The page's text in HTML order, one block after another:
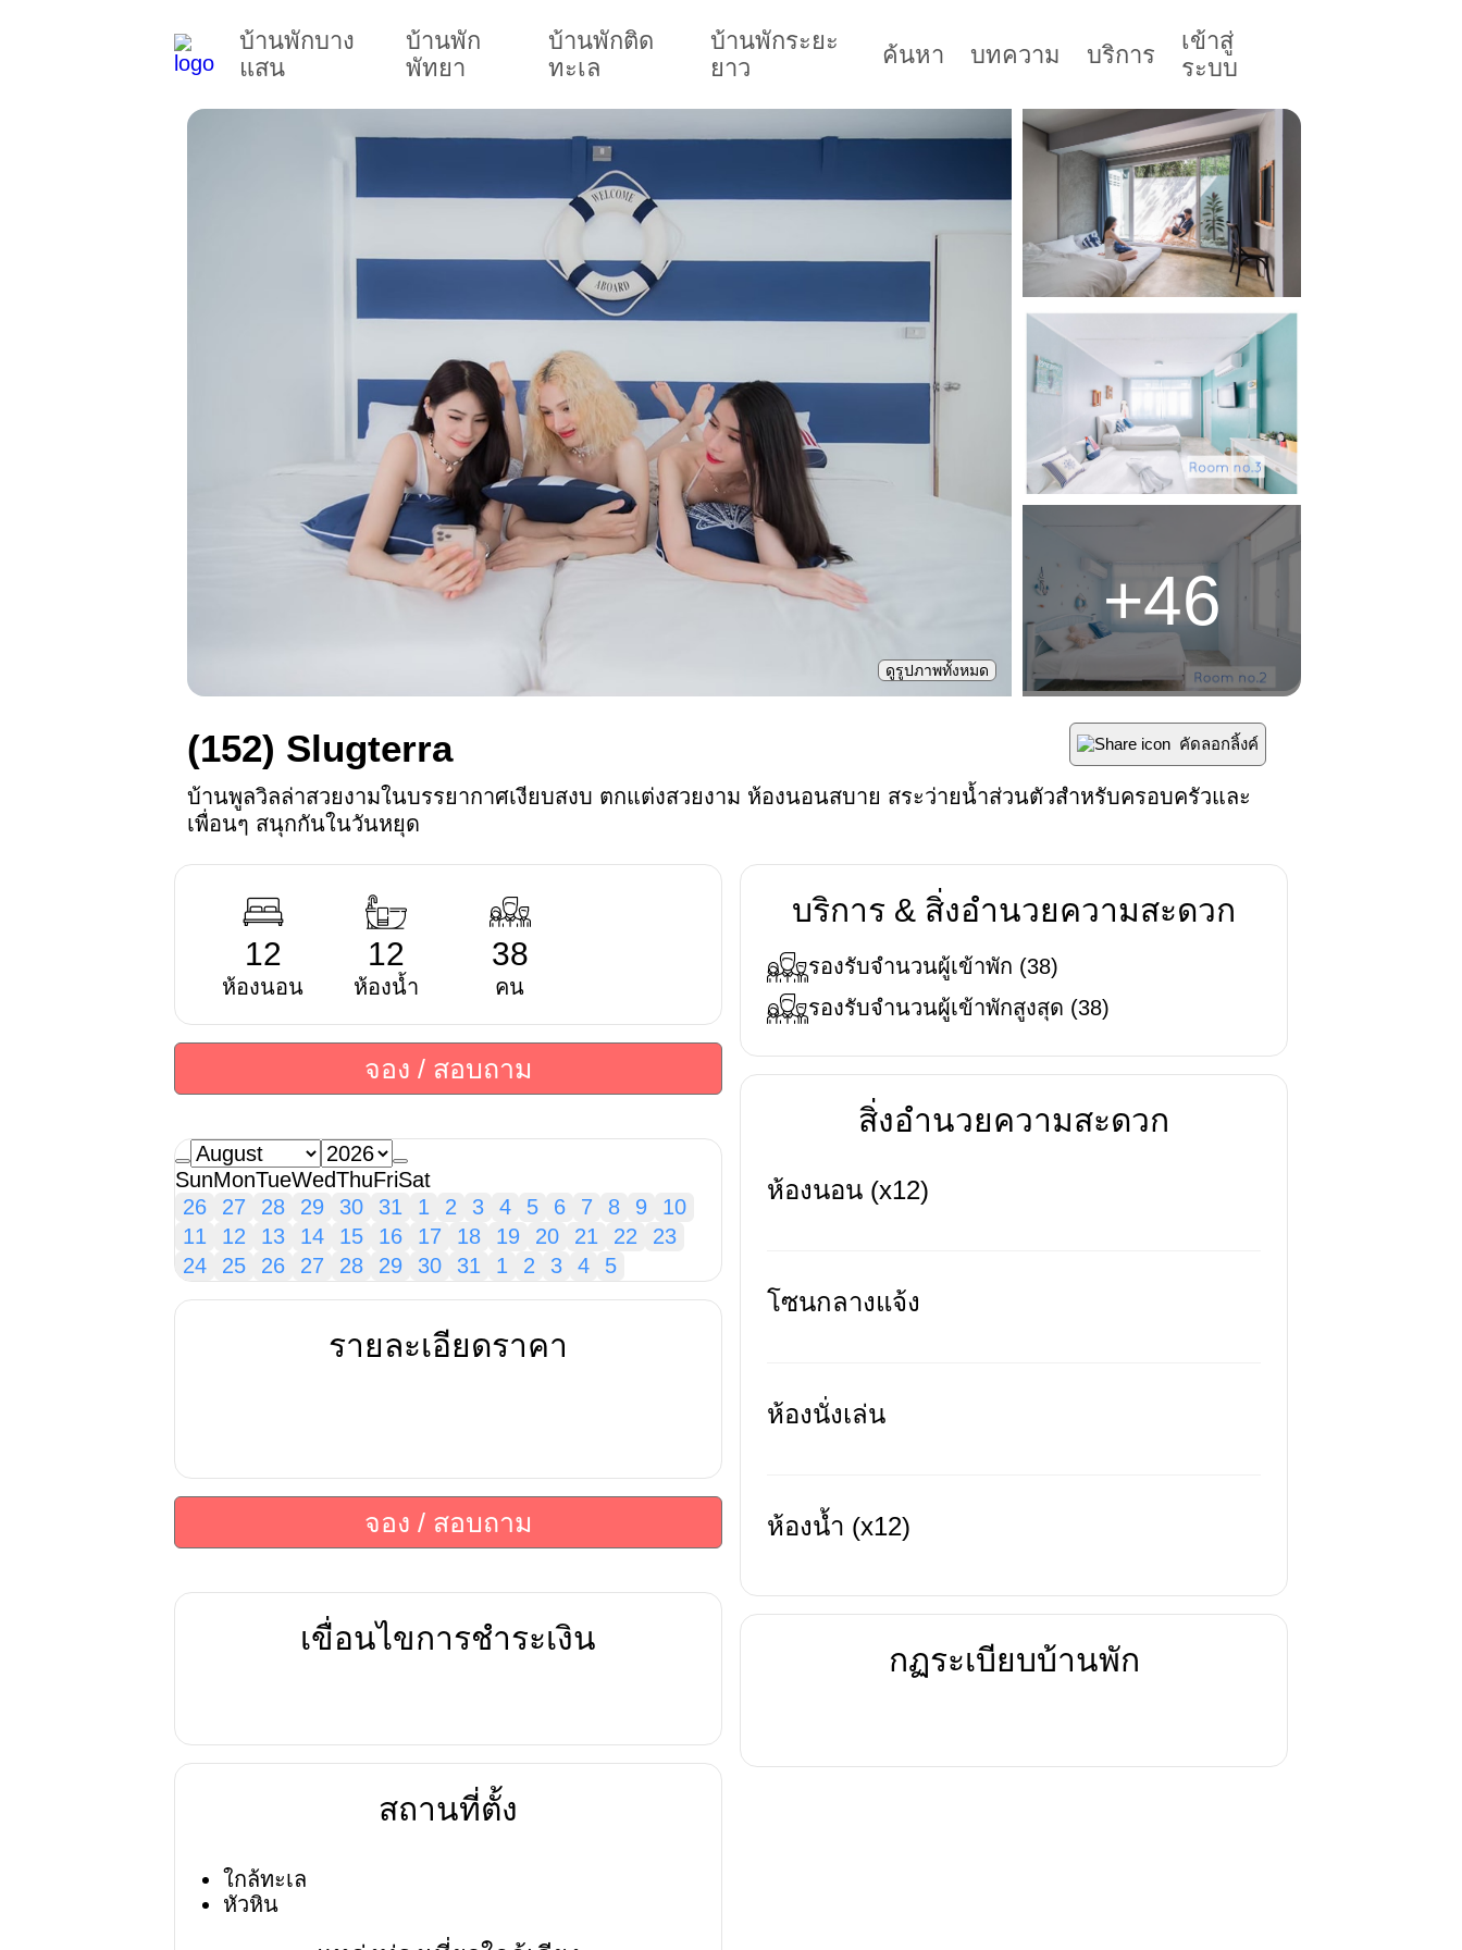
บ้านพักบาง
แสน
บ้านพัก
พัทยา
บ้านพักติด
ทะเล
บ้านพักระยะ
ยาว
ค้นหา บทความ บริการ
เข้าสู่
ระบบ
ดูรูปภาพทั้งหมด
+46
(152) Slugterra คัดลอกลิ้งค์
บ้านพูลวิลล่าสวยงามในบรรยากาศเงียบสงบ ตกแต่งสวยงาม ห้องนอนสบาย สระว่ายน้ำส่วนตัวสำหรับครอบครัวและ
เพื่อนๆ สนุกกันในวันหยุด
12
ห้องนอน
12
ห้องน้ำ
38
คน
จอง / สอบถาม
SunMonTueWedThuFriSat
26
27 28 29 30 31 1 2 3 4 5 6 7 8 9
10
11
12 13 14 15 16 17 18 19 20 21 22
23
24
25 26 27 28 29 30 31 1 2 3 4 5
รายละเอียดราคา
จอง / สอบถาม
เขื่อนไขการชำระเงิน
สถานที่ตั้ง
ใกล้ทะเล
หัวหิน
บริการ & สิ่งอำนวยความสะดวก
รองรับจำนวนผู้เข้าพัก (38)
รองรับจำนวนผู้เข้าพักสูงสุด (38)
สิ่งอำนวยความสะดวก
ห้องนอน (x12)
โซนกลางแจ้ง
ห้องนั่งเล่น
ห้องน้ำ (x12)
กฏระเบียบบ้านพัก